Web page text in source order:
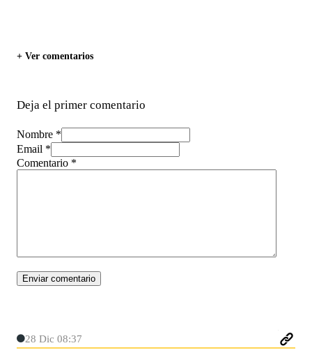
+ Ver comentarios
Deja el primer comentario
Nombre *
Email *
Comentario *
28 Dic 08:37